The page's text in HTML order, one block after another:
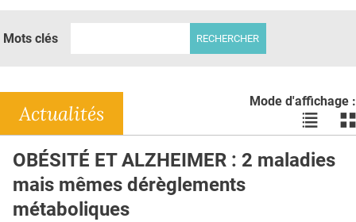
DOSSIERS
RÉSEAUX
E-REVUE SAD
Mots clés
Mode d'affichage :
Voir
les
en
les
Actualités
OBÉSITÉ ET ALZHEIMER : 2 maladies
mais mêmes dérèglements
métaboliques